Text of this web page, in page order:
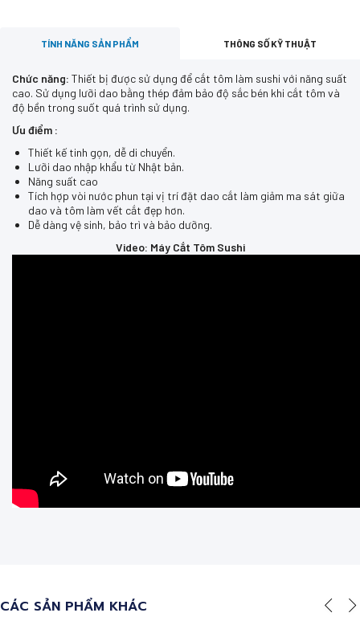
TÍNH NĂNG SẢN PHẨM THÔNG SỐ KỸ THUẬT
Chức năng: Thiết bị được sử dụng để cắt tôm làm sushi với năng suất
cao. Sử dụng lưỡi dao bằng thép đảm bảo độ sắc bén khi cắt tôm và
độ bền trong suốt quá trình sử dụng.
Ưu điểm :
Thiết kế tinh gọn, dễ di chuyển.
Lưỡi dao nhập khẩu từ Nhật bản.
Năng suất cao
Tích hợp vòi nước phun tại vị trí đặt dao cắt làm giảm ma sát giữa
dao và tôm làm vết cắt đẹp hơn.
Dễ dàng vệ sinh, bảo trì và bảo dưỡng.
Video: Máy Cắt Tôm Sushi
CÁC SẢN PHẨM KHÁC